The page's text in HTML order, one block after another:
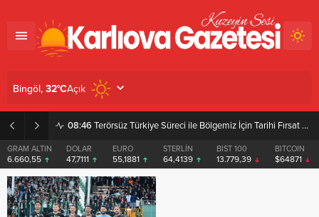
08:46 Terörsüz Türkiye Süreci ile Bölgemiz İçin Tarihi Fırsat Pencereleri Açılıyor
GRAM ALTIN
6.660,55
DOLAR
47,7111
EURO
55,1881
STERLİN
64,4139
BIST 100
13.779,39
BITCOIN
$64871
Bingöl, 32°CAçık